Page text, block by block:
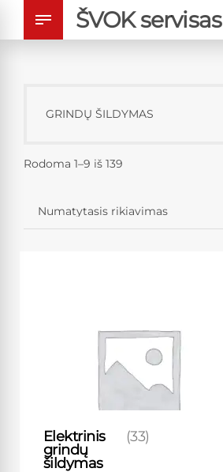
ŠVOK servisas
GRINDŲ ŠILDYMAS
Rodoma 1–9 iš 139
Elektrinis
grindų
šildymas
(33)